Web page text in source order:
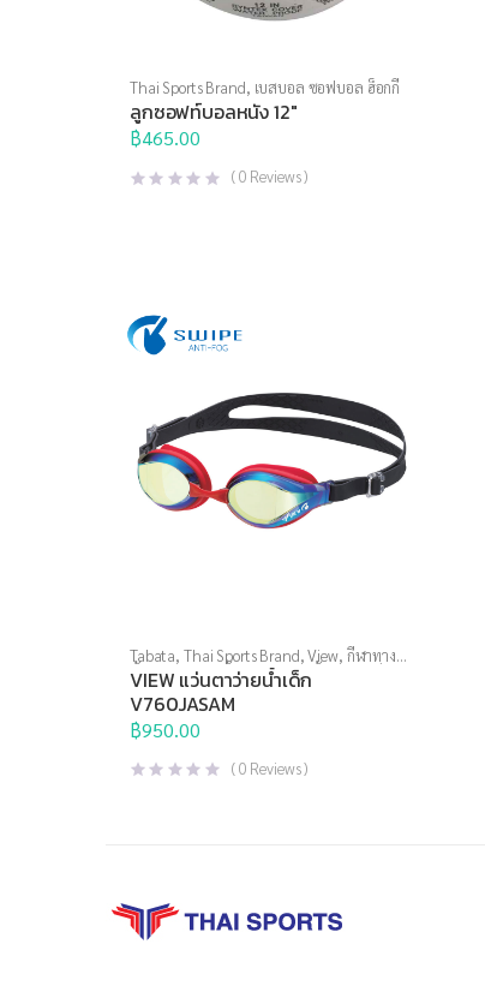
Thai Sports Brand, เบสบอล ซอฟบอล ฮ็อกกี้
ลูกซอฟท์บอลหนัง 12″
฿465.00
(0 Reviews )
Tabata, Thai Sports Brand,View, กีฬาทาง
น้ำ,แว่นตาว่ายน้ำ,แว่นตาว่ายน้ำสำหรับเด็ก
แว่นตาว่ายน้ำแข่งขัน
VIEW แว่นตาว่ายน้ำเด็ก
V760JASAM
฿950.00
(0 Reviews )